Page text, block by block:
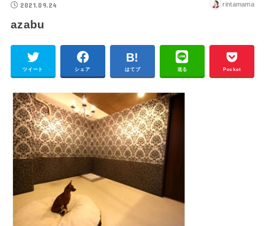
2021.09.24 rintamama
azabu
ツイート シェア はてブ 送る Pocket